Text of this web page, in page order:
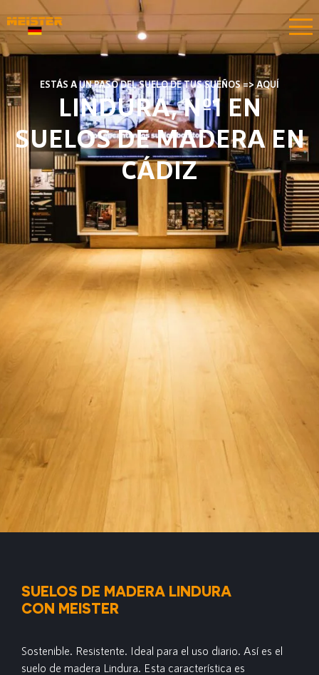
ESTÁS A UN PASO DEL SUELO DE TUS SUEÑOS => AQUÍ
LINDURA, Nº1 EN
SUELOS DE MADERA EN
CÁDIZ
SUELOS DE MADERA LINDURA
CON MEISTER
Sostenible. Resistente. Ideal para el uso diario. Así es el
suelo de madera Lindura. Esta característica es